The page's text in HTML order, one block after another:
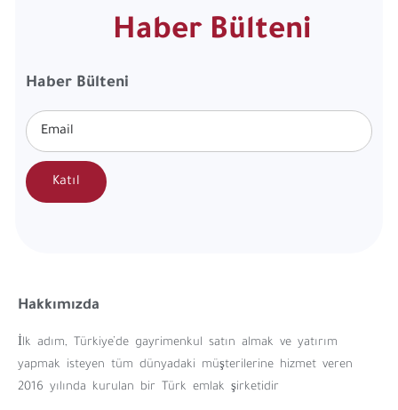
Haber Bülteni
Haber Bülteni
Katıl
Hakkımızda
İlk adım, Türkiye’de gayrimenkul satın almak ve yatırım
yapmak isteyen tüm dünyadaki müşterilerine hizmet veren
2016 yılında kurulan bir Türk emlak şirketidir